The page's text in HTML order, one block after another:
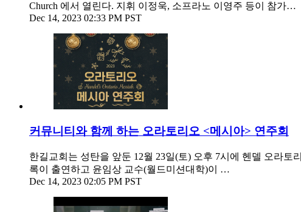
Church 에서 열린다. 지휘 이정욱, 소프라노 이영주 등이 참가…
Dec 14, 2023 02:33 PM PST
커뮤니티와 함께 하는 오라토리오 <메시아> 연주회
한길교회는 성탄을 앞둔 12월 23일(토) 오후 7시에 헨델 오라토
록이 출연하고 윤임상 교수(월드미션대학)이 …
Dec 14, 2023 02:05 PM PST